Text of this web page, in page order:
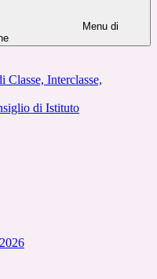
Menu di
Classe, Interclasse,
di Istituto